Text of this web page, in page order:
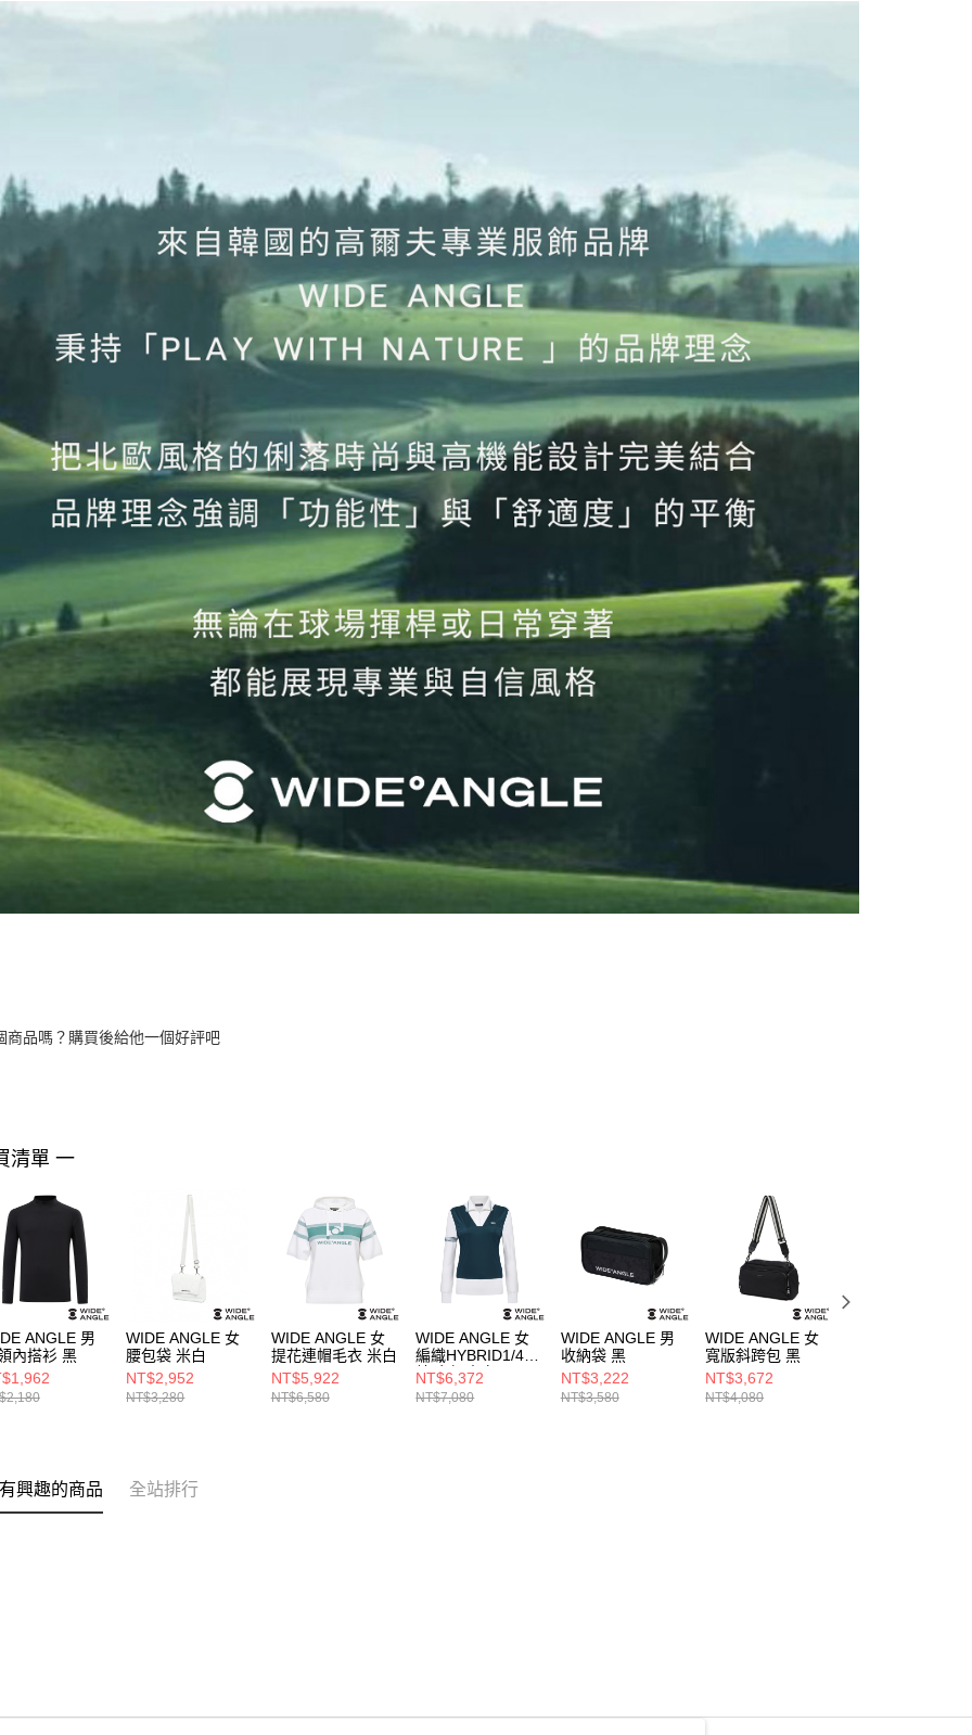
商品嗎？購買後給他一個好評吧
清單 一
ANGLE 男
內搭衫 黑
WIDE ANGLE 女
腰包袋 米白
NT$2,952
NT$3,280
WIDE ANGLE 女
提花連帽毛衣 米白
NT$5,922
NT$6,580
WIDE ANGLE 女
編織HYBRID1/4拉
鍊毛衣 米白
NT$6,372
NT$7,080
WIDE ANGLE 男
收納袋 黑
NT$3,222
NT$3,580
WIDE ANGLE 女
寬版斜跨包 黑
NT$3,672
NT$4,080
興趣的商品 全站排行